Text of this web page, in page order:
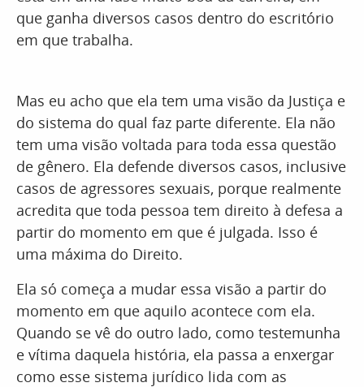
que ganha diversos casos dentro do escritório
em que trabalha.
Mas eu acho que ela tem uma visão da Justiça e
do sistema do qual faz parte diferente. Ela não
tem uma visão voltada para toda essa questão
de gênero. Ela defende diversos casos, inclusive
casos de agressores sexuais, porque realmente
acredita que toda pessoa tem direito à defesa a
partir do momento em que é julgada. Isso é
uma máxima do Direito.
Ela só começa a mudar essa visão a partir do
momento em que aquilo acontece com ela.
Quando se vê do outro lado, como testemunha
e vítima daquela história, ela passa a enxergar
como esse sistema jurídico lida com as